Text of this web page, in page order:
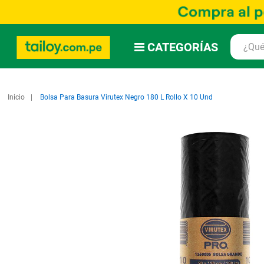
CATEGORÍAS
Inicio Bolsa Para Basura Virutex Negro 180 L Rollo X 10 Und